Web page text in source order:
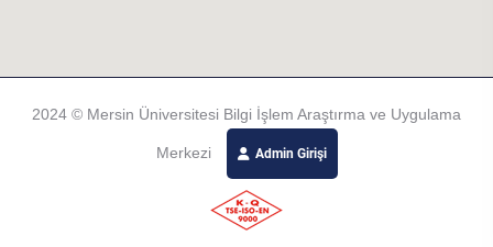
2024 © Mersin Üniversitesi Bilgi İşlem Araştırma ve Uygulama
Merkezi Admin Girişi